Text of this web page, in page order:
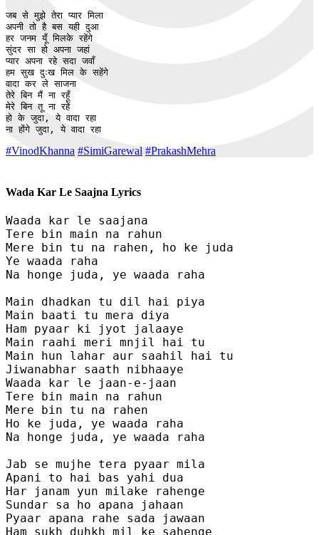
जब से मुझे तेरा प्यार मिला
अपनी तो है बस यही दुआ
हर जनम यूँ मिलके रहेंगे
सुंदर सा हो अपना जहां
प्यार अपना रहे सदा जवाँ
हम सुख दुःख मिल के सहेंगे
वादा कर ले साजना
तेरे बिन मैं ना रहूँ
मेरे बिन तू ना रहें
हो के जुदा, ये वादा रहा
ना होंगे जुदा, ये वादा रहा
#VinodKhanna #SimiGarewal #PrakashMehra
Wada Kar Le Saajna Lyrics
Waada kar le saajana
Tere bin main na rahun
Mere bin tu na rahen, ho ke juda
Ye waada raha
Na honge juda, ye waada raha
Main dhadkan tu dil hai piya
Main baati tu mera diya
Ham pyaar ki jyot jalaaye
Main raahi meri mnjil hai tu
Main hun lahar aur saahil hai tu
Jiwanabhar saath nibhaaye
Waada kar le jaan-e-jaan
Tere bin main na rahun
Mere bin tu na rahen
Ho ke juda, ye waada raha
Na honge juda, ye waada raha
Jab se mujhe tera pyaar mila
Apani to hai bas yahi dua
Har janam yun milake rahenge
Sundar sa ho apana jahaan
Pyaar apana rahe sada jawaan
Ham sukh duhkh mil ke sahenge